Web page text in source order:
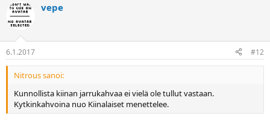
vepe
6.1.2017 #12
Nitrous sanoi:
Kunnollista kiinan jarrukahvaa ei vielä ole tullut vastaan.
Kytkinkahvoina nuo Kiinalaiset menettelee.